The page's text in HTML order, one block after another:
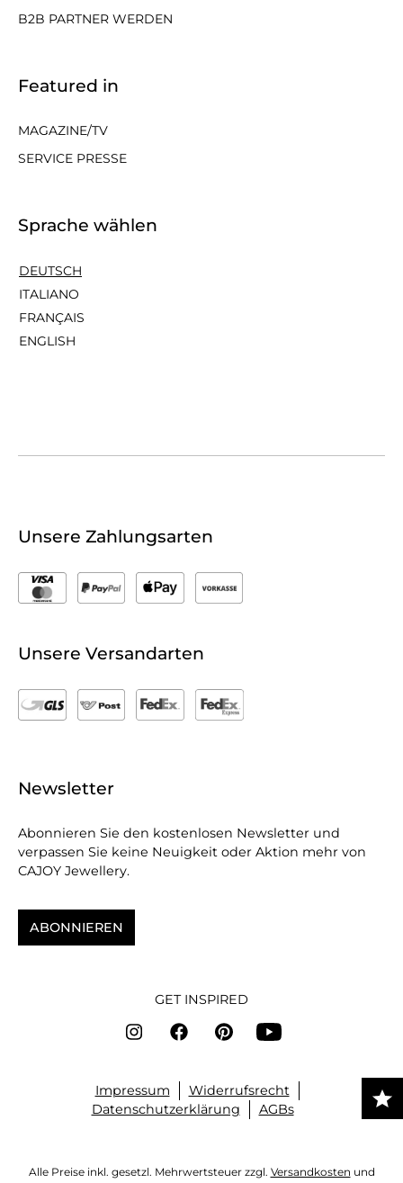
B2B PARTNER WERDEN
Featured in
MAGAZINE/TV
SERVICE PRESSE
Sprache wählen
DEUTSCH
ITALIANO
FRANÇAIS
ENGLISH
Unsere Zahlungsarten
Unsere Versandarten
Newsletter
Abonnieren Sie den kostenlosen Newsletter und
verpassen Sie keine Neuigkeit oder Aktion mehr von
CAJOY Jewellery.
ABONNIEREN
GET INSPIRED
Impressum
Widerrufsrecht
Datenschutzerklärung
AGBs
Alle Preise inkl. gesetzl. Mehrwertsteuer zzgl. Versandkosten und